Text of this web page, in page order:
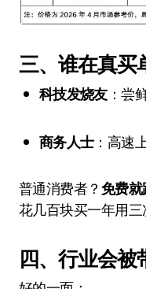
三、谁在真买
科技发烧友：尝
商务人士：高速
普通消费者？ 免费
花几百块买一年用三
四、行业会被